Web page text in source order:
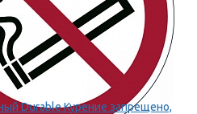
Durable Курение запрещено,